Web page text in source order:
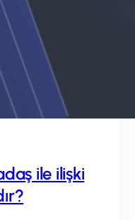
ile ilişki